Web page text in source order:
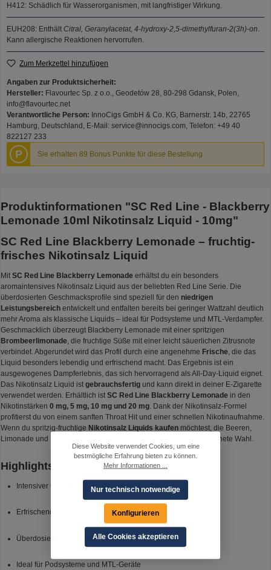
H412: Schädlich für Wasserorganismen, mit langfristiger Wirkung.
EUH208: Enthält Citral, Geranylacetat, 4-hydroxy-2,5-dimethylfuran-2(3h)-on
Kann allergische Reaktionen hervorrufen.
Zum Merkzettel hinzufügen
Angaben zur Produktsicherheit:
Hersteller: Flavourtec Sp. z o.o., Geodetów 28, 80-298 Gdansk, Polen,
info@flavourtec.net
Verantwortliche Person: InnoCigs GmbH & Co. KG, Barnerstr. 14b, 22765
Hamburg, Deutschland, E-Mail: service@innocigs.com, Telefon: +49 40
822127 233
P Sie erhalten 89 Bonus Punkte für diese Bestellung
Produktinformationen "SC Red Line - Blackberry
Lemonade 10ml Nikotinsalz Liquid - 10mg"
SC Red Line Blackberry Lemonade – fruchtig-
frisches Nikotinsalz Liquid
Mit SC Red Line Blackberry Lemonade erhältst du ein besonders
aromaintensives Nikotinsalz Liquid aus der beliebten Red Line Serie. Die
überdosierten Geschmacksprofile sind speziell für den niedrigen
Leistungsbereich entwickelt und entfalten bereits bei geringer Wattzahl deutlich
mehr Aroma als klassische Liquids – ideal für Podsysteme und MTL-Verdampfer.
Geschmacklich überzeugt Blackberry Lemonade mit einer spritzigen
Brombeerlimonade, die fruchtige Süße mit einer leicht säuerlichen Zitrusnote
verbindet. Abgerundet wird das Profil durch eine angenehme Frische, die das
Liquid besonders lebendig und erfrischend macht. Das Ergebnis ist ein
ausgewogenes Dampferlebnis, das sich hervorragend als All-Day-Liquid eignet.
Das Nikotinsalz Liquid ist gebrauchsfertig und kann direkt in deiner E-Zigarette
verwendet werden. Erhältlich ist SC Red Line Blackberry Lemonade in den
Nikotinstärken 0 mg, 5 mg, 10 mg und 20 mg. Dank der Nikotinsalz-Formel
profitierst du von einem sanften Throat Hit und einer schnellen Nikotinaufnahme.
Wenn du spritzig-fruchtige Nikotinsalz Liquids kaufen möchtest, die Beeren,
Limonade und Frische vereinen, ist dieses Liquid eine ausgezeichnete Wahl.
Highlights
Intensiver Geschmack von Brombeeren und Limonade
Erfrischende Frische für ein belebendes Dampferlebnis
Überdosiertes Aroma für niedrige Wattbereiche
Ideal für Podsysteme und MTL-Geräte
Diese Website verwendet Cookies, um eine
bestmögliche Erfahrung bieten zu können.
Mehr Informationen ...
Nur technisch notwendige
Konfigurieren
Alle Cookies akzeptieren